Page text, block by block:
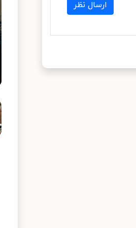
ارسال نظر